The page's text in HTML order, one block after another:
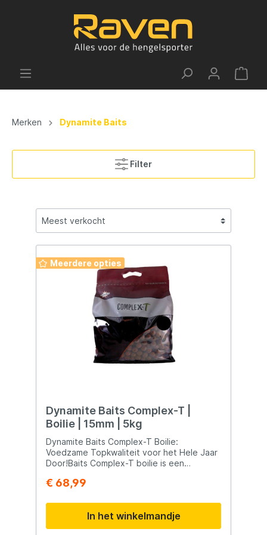
Merken Dynamite Baits
Filter
Meerdere opties
Dynamite Baits Complex-T |
Boilie | 15mm | 5kg
Dynamite Baits Complex-T Boilie:
Voedzame Topkwaliteit voor het Hele Jaar
Door!Baits Complex-T boilie is een
premium ingrediënten. Deze boilie
ingrediënt Spirulina, wat bijdraagt aan de
uitzonderlijke kwaliteit en voedingswaarde.
Hier zijn enkele kenmerken van de
€ 68,99
In het winkelmandje